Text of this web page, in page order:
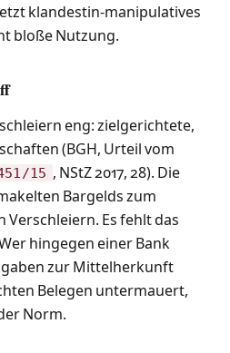
klandestin-manipulatives
bloße Nutzung.
eng: zielgerichtete,
(BGH, Urteil vom
15 , NStZ 2017, 28). Die
Bargelds zum
Verschleiern. Es fehlt das
hingegen einer Bank
zur Mittelherkunft
Belegen untermauert,
Norm.